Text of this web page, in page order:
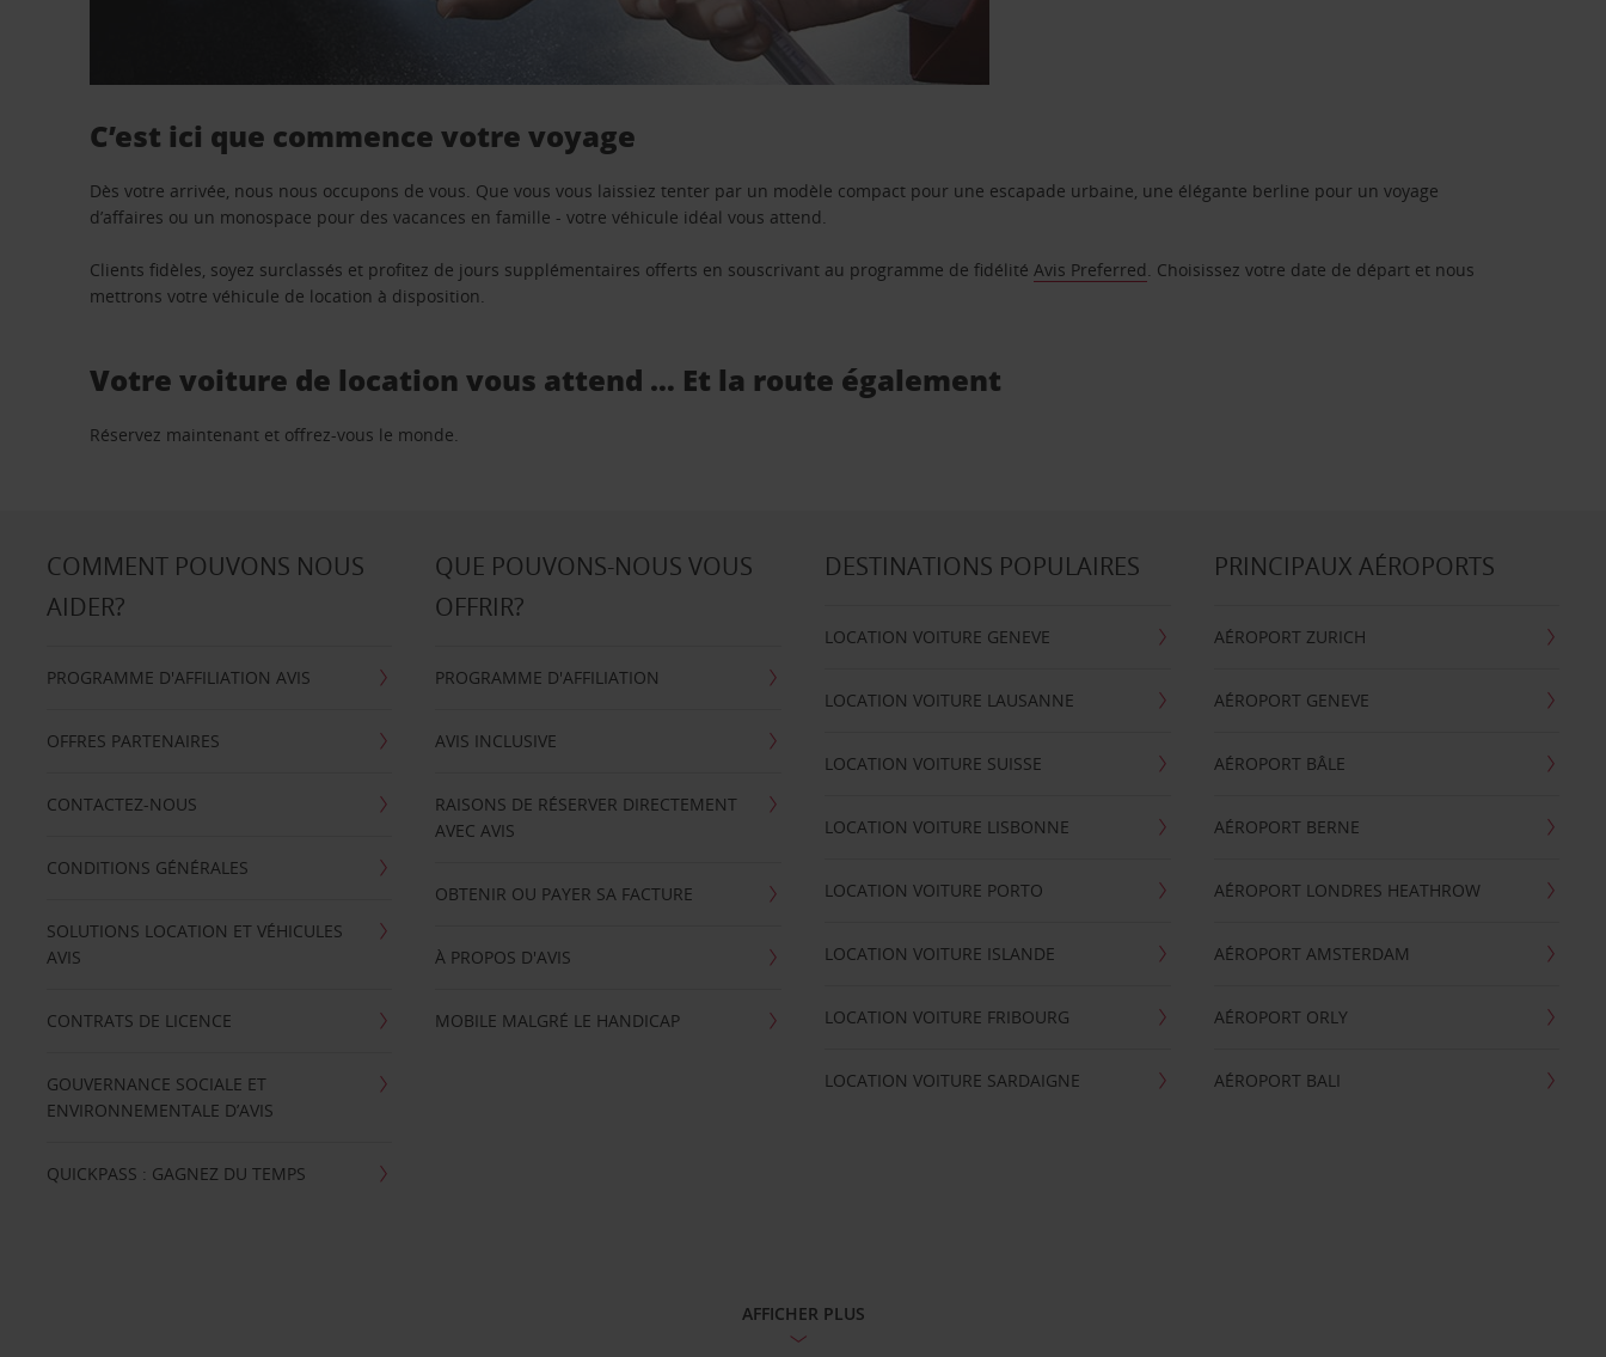
C’est ici que commence votre voyage
Dès votre arrivée, nous nous occupons de vous. Que vous vous laissiez tenter par un modèle compact pour une escapade urbaine, une élégante berline pour un voyage
d’affaires ou un monospace pour des vacances en famille - votre véhicule idéal vous attend.
Clients fidèles, soyez surclassés et profitez de jours supplémentaires offerts en souscrivant au programme de fidélitéAvis Preferred. Choisissez votre date de départ et nous
mettrons votre véhicule de location à disposition.
Votre voiture de location vous attend … Et la route également
Réservez maintenant et offrez-vous le monde.
COMMENT POUVONS NOUS
AIDER?
PROGRAMME D'AFFILIATION AVIS
OFFRES PARTENAIRES
CONTACTEZ-NOUS
CONDITIONS GÉNÉRALES
SOLUTIONS LOCATION ET VÉHICULES
AVIS
CONTRATS DE LICENCE
GOUVERNANCE SOCIALE ET
ENVIRONNEMENTALE D’AVIS
QUICKPASS : GAGNEZ DU TEMPS
QUE POUVONS-NOUS VOUS
OFFRIR?
PROGRAMME D'AFFILIATION
AVIS INCLUSIVE
RAISONS DE RÉSERVER DIRECTEMENT
AVEC AVIS
OBTENIR OU PAYER SA FACTURE
À PROPOS D'AVIS
MOBILE MALGRÉ LE HANDICAP
DESTINATIONS POPULAIRES
LOCATION VOITURE GENEVE
LOCATION VOITURE LAUSANNE
LOCATION VOITURE SUISSE
LOCATION VOITURE LISBONNE
LOCATION VOITURE PORTO
LOCATION VOITURE ISLANDE
LOCATION VOITURE FRIBOURG
LOCATION VOITURE SARDAIGNE
PRINCIPAUX AÉROPORTS
AÉROPORT ZURICH
AÉROPORT GENEVE
AÉROPORT BÂLE
AÉROPORT BERNE
AÉROPORT LONDRES HEATHROW
AÉROPORT AMSTERDAM
AÉROPORT ORLY
AÉROPORT BALI
AFFICHER PLUS